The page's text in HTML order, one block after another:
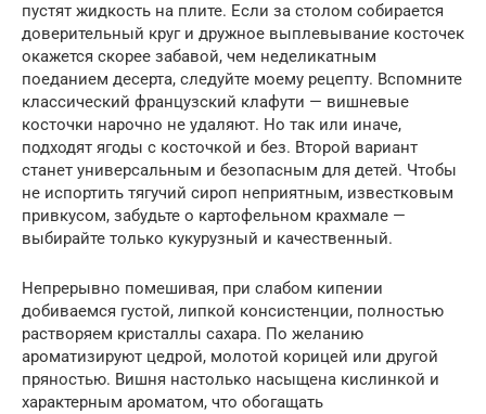
пустят жидкость на плите. Если за столом собирается
доверительный круг и дружное выплевывание косточек
окажется скорее забавой, чем неделикатным
поеданием десерта, следуйте моему рецепту. Вспомните
классический французский клафути — вишневые
косточки нарочно не удаляют. Но так или иначе,
подходят ягоды с косточкой и без. Второй вариант
станет универсальным и безопасным для детей. Чтобы
не испортить тягучий сироп неприятным, известковым
привкусом, забудьте о картофельном крахмале —
выбирайте только кукурузный и качественный.
Непрерывно помешивая, при слабом кипении
добиваемся густой, липкой консистенции, полностью
растворяем кристаллы сахара. По желанию
ароматизируют цедрой, молотой корицей или другой
пряностью. Вишня настолько насыщена кислинкой и
характерным ароматом, что обогащать